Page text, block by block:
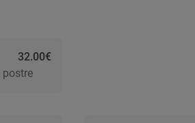
32.00€
postre